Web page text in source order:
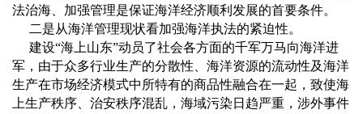
法治海、加强管理是保证海洋经济顺利发展的首要条件。
二是从海洋管理现状看加强海洋执法的紧迫性。
建设“海上山东”动员了社会各方面的千军万马向海洋进
军，由于众多行业生产的分散性、海洋资源的流动性及海洋
生产在市场经济模式中所特有的商品性融合在一起，致使海
上生产秩序、治安秩序混乱，海域污染日趋严重，涉外事件